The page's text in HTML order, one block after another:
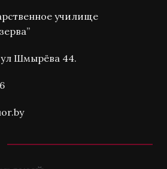
училище
ул Шмырёва 44.